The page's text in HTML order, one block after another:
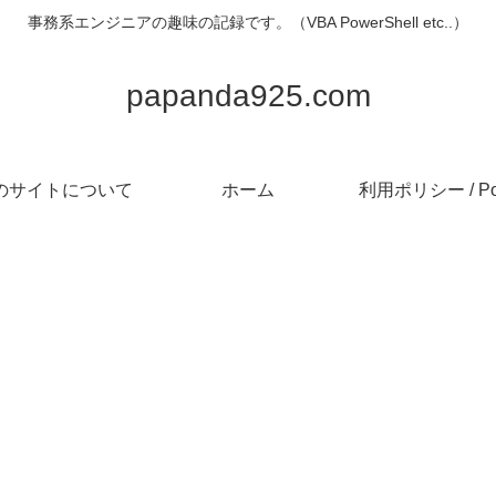
事務系エンジニアの趣味の記録です。（VBA PowerShell etc..）
papanda925.com
サイトについて ホーム 利用ポリシー /